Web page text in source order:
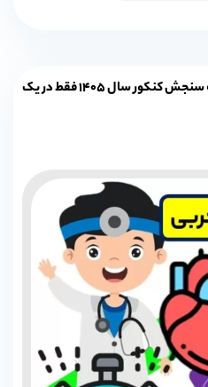
طبق قوانین جدید و اطلاعیه سنجش کنکور سال 1405 فقط در یک